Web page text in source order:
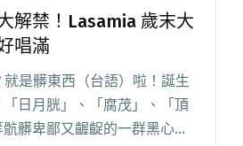
解禁！Lasamia 歲末大
唱滿
是髒東西（台語）啦！誕生
日月胱」、「腐茂」、「頂
髒卑鄙又齷齪的一群黑心物